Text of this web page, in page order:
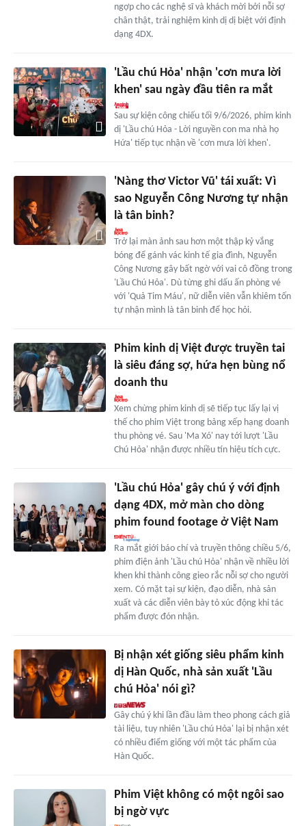
ngợp cho các nghệ sĩ và khách mời bởi nỗi sợ
chân thật, trải nghiệm kinh dị dị biệt với định
dạng 4DX.
'Lầu chú Hỏa' nhận 'cơn mưa lời
khen' sau ngày đầu tiên ra mắt
Sau sự kiện công chiếu tối 9/6/2026, phim kinh
dị 'Lầu chú Hỏa - Lời nguyền con ma nhà họ
Hứa' tiếp tục nhận về 'cơn mưa lời khen'.
'Nàng thơ Victor Vũ' tái xuất: Vì
sao Nguyễn Công Nương tự nhận
là tân binh?
Trở lại màn ảnh sau hơn một thập kỷ vắng
bóng để gánh vác kinh tế gia đình, Nguyễn
Công Nương gây bất ngờ với vai cô đồng trong
'Lầu Chú Hỏa'. Dù từng ghi dấu ấn phòng vé
với 'Quả Tim Máu', nữ diễn viên vẫn khiêm tốn
tự nhận mình là tân binh để học hỏi.
Phim kinh dị Việt được truyền tai
là siêu đáng sợ, hứa hẹn bùng nổ
doanh thu
Xem chừng phim kinh dị sẽ tiếp tục lấy lại vị
thế cho phim Việt trong bảng xếp hạng doanh
thu phòng vé. Sau 'Ma Xó' nay tới lượt 'Lầu
Chú Hỏa' nhận được nhiều tín hiệu tích cực.
'Lầu chú Hỏa' gây chú ý với định
dạng 4DX, mở màn cho dòng
phim found footage ở Việt Nam
Ra mắt giới báo chí và truyền thông chiều 5/6,
phim điện ảnh 'Lầu chú Hỏa' nhận về nhiều lời
khen khi thành công gieo rắc nỗi sợ cho người
xem. Có mặt tại sự kiện, đạo diễn, nhà sản
xuất và các diễn viên bày tỏ xúc động khi tác
phẩm được đón nhận.
Bị nhận xét giống siêu phẩm kinh
dị Hàn Quốc, nhà sản xuất 'Lầu
chú Hỏa' nói gì?
Gây chú ý khi lần đầu làm theo phong cách giả
tài liệu, tuy nhiên 'Lầu chú Hỏa' lại bị nhận xét
có nhiều điểm giống với một tác phẩm của
Hàn Quốc.
Phim Việt không có một ngôi sao
bị ngờ vực